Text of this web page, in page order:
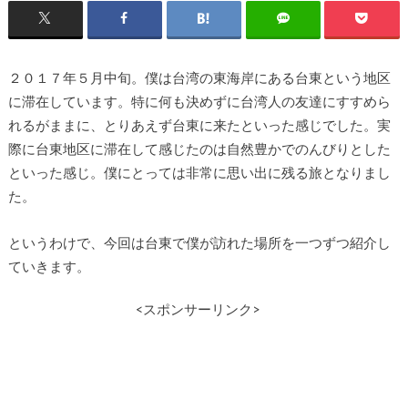
２０１７年５月中旬。僕は台湾の東海岸にある台東という地区
に滞在しています。特に何も決めずに台湾人の友達にすすめら
れるがままに、とりあえず台東に来たといった感じでした。実
際に台東地区に滞在して感じたのは自然豊かでのんびりとした
といった感じ。僕にとっては非常に思い出に残る旅となりまし
た。
というわけで、今回は台東で僕が訪れた場所を一つずつ紹介し
ていきます。
<スポンサーリンク>